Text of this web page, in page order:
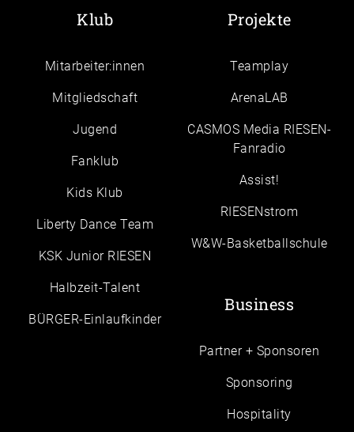
Klub
Mitarbeiter:innen
Mitgliedschaft
Jugend
Fanklub
Kids Klub
Liberty Dance Team
KSK Junior RIESEN
Halbzeit-Talent
BÜRGER-Einlaufkinder
Projekte
Teamplay
ArenaLAB
CASMOS Media RIESEN-
Fanradio
Assist!
RIESENstrom
W&W-Basketballschule
Business
Partner + Sponsoren
Sponsoring
Hospitality